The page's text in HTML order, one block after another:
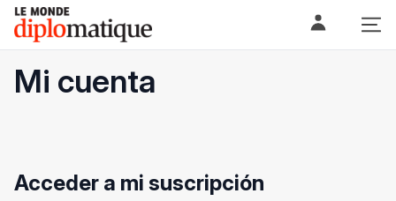
Skip
content
Le monde diplomatique
Mi cuenta
Acceder a mi suscripción